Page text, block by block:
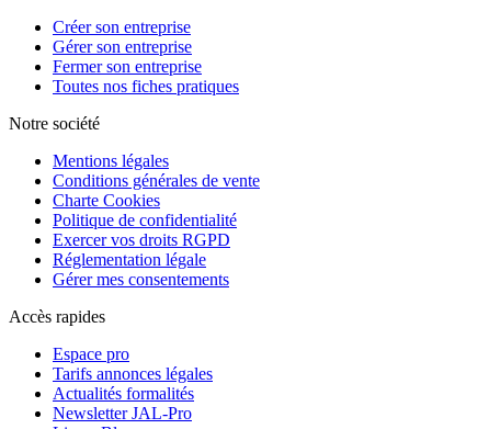
Créer son entreprise
Gérer son entreprise
Fermer son entreprise
Toutes nos fiches pratiques
Notre société
Mentions légales
Conditions générales de vente
Charte Cookies
Politique de confidentialité
Exercer vos droits RGPD
Réglementation légale
Gérer mes consentements
Accès rapides
Espace pro
Tarifs annonces légales
Actualités formalités
Newsletter JAL-Pro